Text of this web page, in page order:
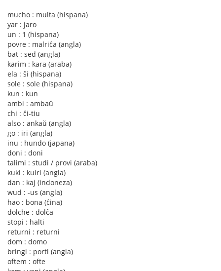
mucho : multa (hispana)
yar : jaro
un : 1 (hispana)
povre : malriĉa (angla)
bat : sed (angla)
karim : kara (araba)
ela : ŝi (hispana)
sole : sole (hispana)
kun : kun
ambi : ambaŭ
chi : ĉi-tiu
also : ankaŭ (angla)
go : iri (angla)
inu : hundo (japana)
doni : doni
talimi : studi / provi (araba)
kuki : kuiri (angla)
dan : kaj (indoneza)
wud : -us (angla)
hao : bona (ĉina)
dolche : dolĉa
stopi : halti
returni : returni
dom : domo
bringi : porti (angla)
oftem : ofte